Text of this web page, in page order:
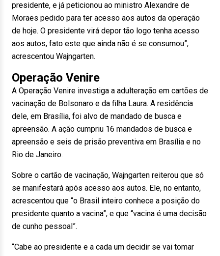
presidente, e já peticionou ao ministro Alexandre de
Moraes pedido para ter acesso aos autos da operação
de hoje. O presidente virá depor tão logo tenha acesso
aos autos, fato este que ainda não é se consumou”,
acrescentou Wajngarten.
Operação Venire
A Operação Venire investiga a adulteração em cartões de
vacinação de Bolsonaro e da filha Laura. A residência
dele, em Brasília, foi alvo de mandado de busca e
apreensão. A ação cumpriu 16 mandados de busca e
apreensão e seis de prisão preventiva em Brasília e no
Rio de Janeiro.
Sobre o cartão de vacinação, Wajngarten reiterou que só
se manifestará após acesso aos autos. Ele, no entanto,
acrescentou que “o Brasil inteiro conhece a posição do
presidente quanto a vacina”, e que “vacina é uma decisão
de cunho pessoal”.
“Cabe ao presidente e a cada um decidir se vai tomar